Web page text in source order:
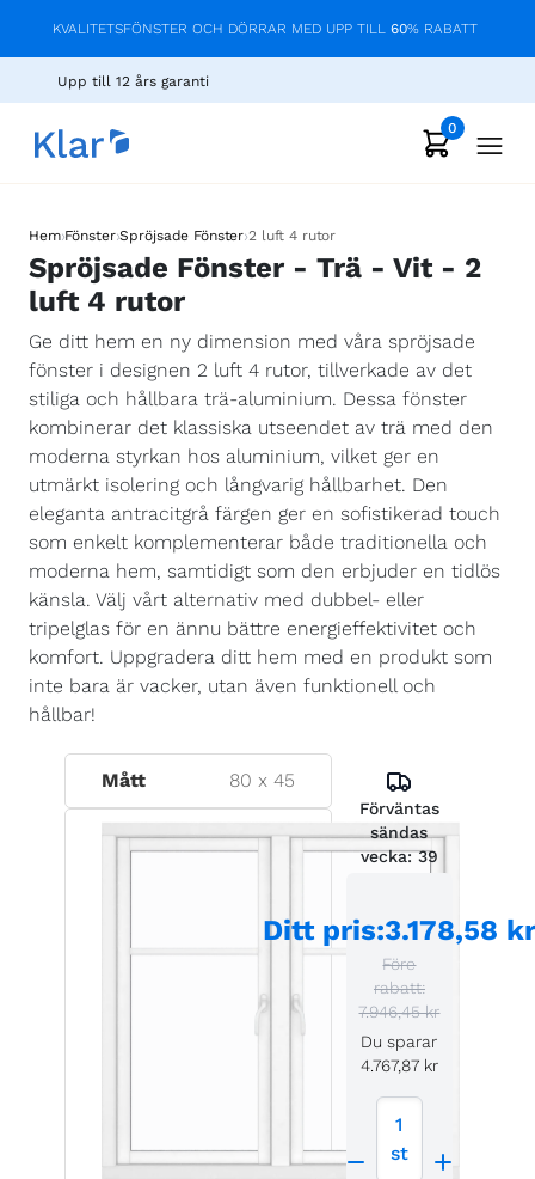
KVALITETSFÖNSTER OCH DÖRRAR MED UPP TILL 60% RABATT
Upp till 12 års garanti
0
Hem›Fönster›Spröjsade Fönster›2 luft 4 rutor
Spröjsade Fönster - Trä - Vit - 2
luft 4 rutor
Ge ditt hem en ny dimension med våra spröjsade
fönster i designen 2 luft 4 rutor, tillverkade av det
stiliga och hållbara trä-aluminium. Dessa fönster
kombinerar det klassiska utseendet av trä med den
moderna styrkan hos aluminium, vilket ger en
utmärkt isolering och långvarig hållbarhet. Den
eleganta antracitgrå färgen ger en sofistikerad touch
som enkelt komplementerar både traditionella och
moderna hem, samtidigt som den erbjuder en tidlös
känsla. Välj vårt alternativ med dubbel- eller
tripelglas för en ännu bättre energieffektivitet och
komfort. Uppgradera ditt hem med en produkt som
inte bara är vacker, utan även funktionell och
hållbar!
Mått 80 x45
Förväntas
sändas
vecka: 39
Ditt pris:3.178,58 kr
Före
rabatt:
7.946,45 kr
Du sparar
4.767,87 kr
1
st